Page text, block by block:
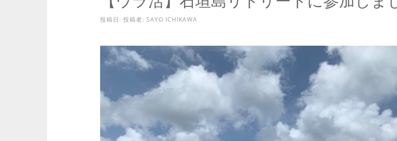
ッ
投稿日: 投稿者: SAYO ICHIKAWA